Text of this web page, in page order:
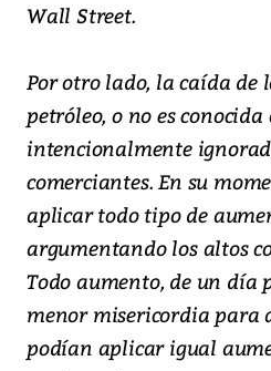
Wall Street.
Por otro lado, la caída de
petróleo, o no es conocida
intencionalmente
comerciantes. En su
aplicar todo tipo de
argumentando los altos
Todo aumento, de un día
menor misericordia para
podían aplicar igual